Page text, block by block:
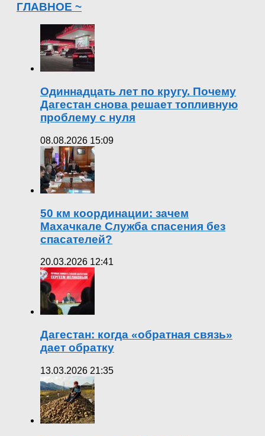
ГЛАВНОЕ ~
Одиннадцать лет по кругу. Почему
Дагестан снова решает топливную
проблему с нуля
08.08.2026 15:09
50 км координации: зачем
Махачкале Служба спасения без
спасателей?
20.03.2026 12:41
Дагестан: когда «обратная связь»
дает обратку
13.03.2026 21:35